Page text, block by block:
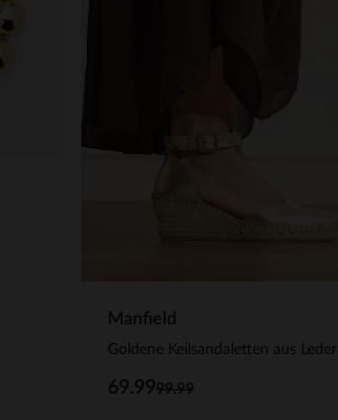
Manfield
Goldene Keilsandaletten aus Leder
99.99
69.99